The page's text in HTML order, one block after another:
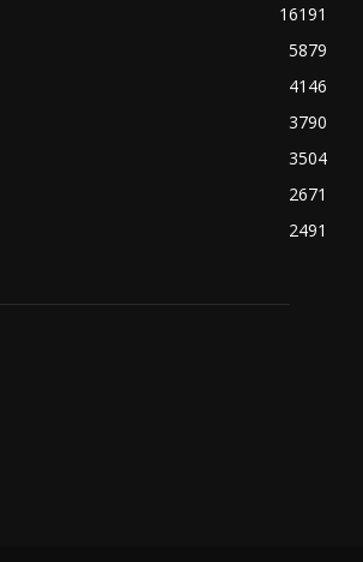
16191
5879
4146
3790
3504
2671
2491